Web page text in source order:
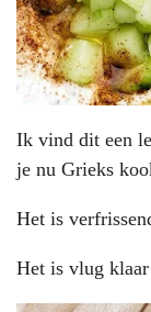
Ik vind dit een
je nu Grieks
Het is
Het is vlug